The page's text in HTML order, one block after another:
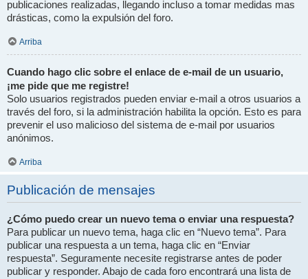
publicaciones realizadas, llegando incluso a tomar medidas mas
drásticas, como la expulsión del foro.
Arriba
Cuando hago clic sobre el enlace de e-mail de un usuario,
¡me pide que me registre!
Solo usuarios registrados pueden enviar e-mail a otros usuarios a
través del foro, si la administración habilita la opción. Esto es para
prevenir el uso malicioso del sistema de e-mail por usuarios
anónimos.
Arriba
Publicación de mensajes
¿Cómo puedo crear un nuevo tema o enviar una respuesta?
Para publicar un nuevo tema, haga clic en “Nuevo tema”. Para
publicar una respuesta a un tema, haga clic en “Enviar
respuesta”. Seguramente necesite registrarse antes de poder
publicar y responder. Abajo de cada foro encontrará una lista de